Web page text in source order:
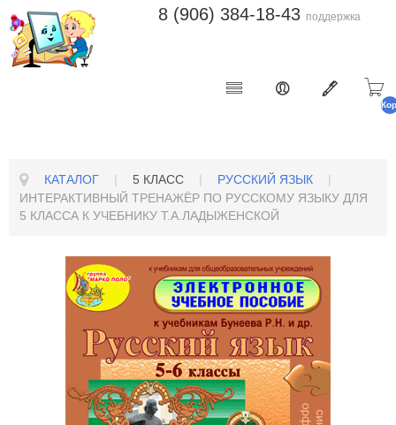
8 (906) 384-18-43 поддержка
КАТАЛОГ | 5 КЛАСС | РУССКИЙ ЯЗЫК
|
ИНТЕРАКТИВНЫЙ ТРЕНАЖЁР ПО РУССКОМУ ЯЗЫКУ ДЛЯ
5 КЛАССА К УЧЕБНИКУ Т.А.ЛАДЫЖЕНСКОЙ